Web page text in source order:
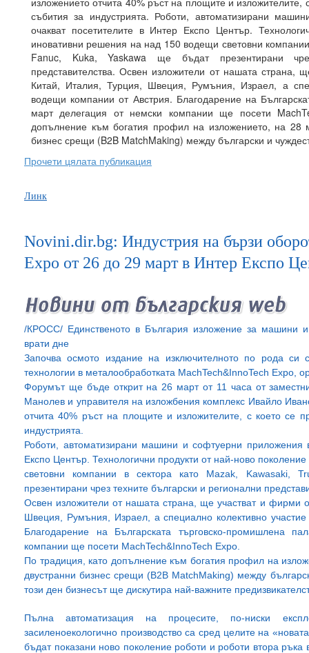
събития за индустрията. Роботи, автоматизирани
очакват посетителите в Интер Експо Център.
иновативни решения на над 150 водещи световни
Fanuc, Kuka, Yaskawa ще бъдат презентирани
представителства. Освен изложители от нашата
Китай, Италия, Турция, Швеция, Румъния, Израел, а
водещи компании от Австрия. Благодарение на
март делегация от немски компании ще посети
допълнение към богатия профил на изложението, на 28
бизнес срещи (B2B MatchMaking) между български и
Прочети цялата публикация
Линк
Novini.dir.bg: Индустрия на бързи
Expo от 26 до 29 март в Интер Експо
/КРОСС/ Единственото в България изложение за машини и
врати дне
Започва осмото издание на изключителното по рода си
технологии в металообработката MachTech&InnoTech Еxpo,
Форумът ще бъде открит на 26 март от 11 часа от
Манолев и управителя на изложбения комплекс Ивайло
отчита 40% ръст на площите и изложителите, с което се
индустрията.
Роботи, автоматизирани машини и софтуерни приложения
Експо Център. Технологични продукти от най-ново
световни компании в сектора като Mazak, Kawasaki,
презентирани чрез техните български и регионални
Освен изложители от нашата страна, ще участват и фирми
Швеция, Румъния, Израел, а специално колективно
Благодарение на Българската търговско-промишлена
компании ще посети MachTech&InnoTech Expo.
По традиция, като допълнение към богатия профил на
двустранни бизнес срещи (B2B MatchMaking) между
този ден бизнесът ще дискутира най-важните
Пълна автоматизация на процесите, по-ниски
засиленоекологично производство са сред целите на
бъдат показани ново поколение роботи и роботи втора